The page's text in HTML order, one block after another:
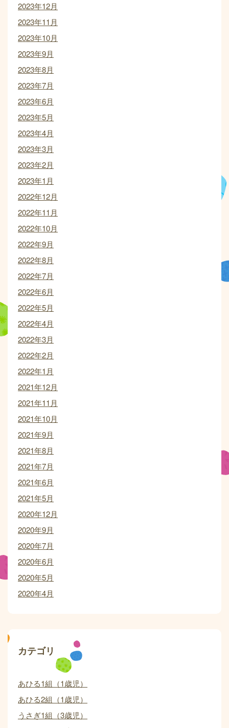
2023年12月
2023年11月
2023年10月
2023年9月
2023年8月
2023年7月
2023年6月
2023年5月
2023年4月
2023年3月
2023年2月
2023年1月
2022年12月
2022年11月
2022年10月
2022年9月
2022年8月
2022年7月
2022年6月
2022年5月
2022年4月
2022年3月
2022年2月
2022年1月
2021年12月
2021年11月
2021年10月
2021年9月
2021年8月
2021年7月
2021年6月
2021年5月
2020年12月
2020年9月
2020年7月
2020年6月
2020年5月
2020年4月
カテゴリ
あひる1組（1歳児）
あひる2組（1歳児）
うさぎ1組（3歳児）